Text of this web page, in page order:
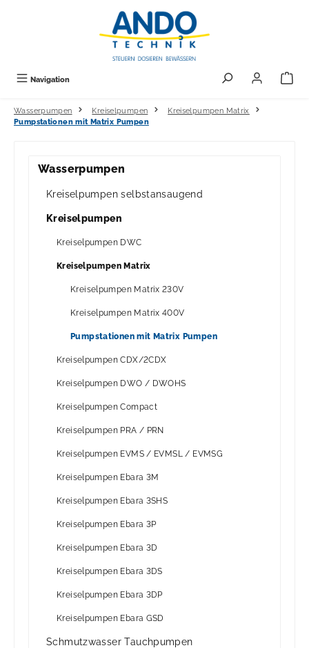
Navigation
Wasserpumpen Kreiselpumpen
Kreiselpumpen Matrix
Pumpstationen mit Matrix Pumpen
Wasserpumpen
Kreiselpumpen selbstansaugend
Kreiselpumpen
Kreiselpumpen DWC
Kreiselpumpen Matrix
Kreiselpumpen Matrix 230V
Kreiselpumpen Matrix 400V
Pumpstationen mit Matrix Pumpen
Kreiselpumpen CDX/2CDX
Kreiselpumpen DWO / DWOHS
Kreiselpumpen Compact
Kreiselpumpen PRA / PRN
Kreiselpumpen EVMS / EVMSL / EVMSG
Kreiselpumpen Ebara 3M
Kreiselpumpen Ebara 3SHS
Kreiselpumpen Ebara 3P
Kreiselpumpen Ebara 3D
Kreiselpumpen Ebara 3DS
Kreiselpumpen Ebara 3DP
Kreiselpumpen Ebara GSD
Schmutzwasser Tauchpumpen